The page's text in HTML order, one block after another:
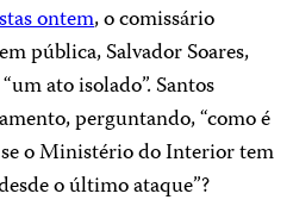
ontem, o comissário
pública, Salvador Soares,
ato isolado”. Santos
perguntando, “como é
o Ministério do Interior tem
o último ataque”?